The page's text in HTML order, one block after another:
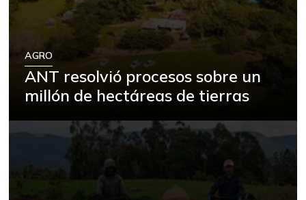
AGRO
ANT resolvió procesos sobre un
millón de hectáreas de tierras